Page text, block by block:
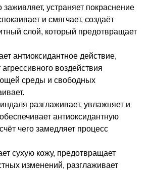
устраняет покраснение
и смягчает, создаёт
слой, который предотвращает
антиоксидантное действие,
воздействия
среды и свободных
разглаживает, увлажняет и
антиоксидантную
чего замедляет процесс
сухую кожу, предотвращает
изменений, разглаживает